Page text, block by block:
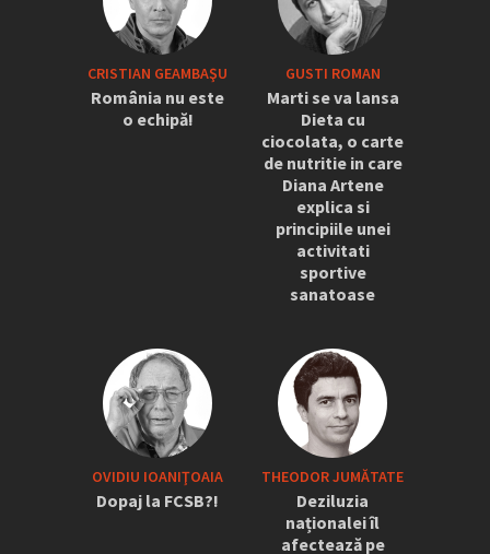
CRISTIAN GEAMBAŞU
România nu este
o echipă!
GUSTI ROMAN
Marti se va lansa
Dieta cu
ciocolata, o carte
de nutritie in care
Diana Artene
explica si
principiile unei
activitati
sportive
sanatoase
OVIDIU IOANIŢOAIA
Dopaj la FCSB?!
THEODOR JUMĂTATE
Deziluzia
naționalei îl
afectează pe